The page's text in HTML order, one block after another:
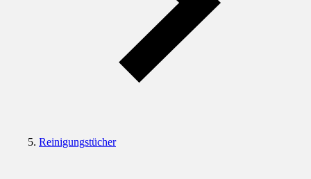
Reinigungstücher